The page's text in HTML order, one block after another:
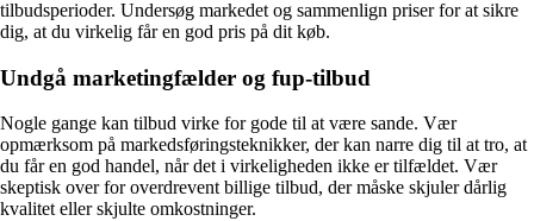
tilbudsperioder. Undersøg markedet og sammenlign priser for at sikre
dig, at du virkelig får en god pris på dit køb.
Undgå marketingfælder og fup-tilbud
Nogle gange kan tilbud virke for gode til at være sande. Vær
opmærksom på markedsføringsteknikker, der kan narre dig til at tro, at
du får en god handel, når det i virkeligheden ikke er tilfældet. Vær
skeptisk over for overdrevent billige tilbud, der måske skjuler dårlig
kvalitet eller skjulte omkostninger.